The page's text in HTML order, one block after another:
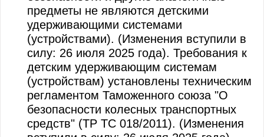
предметы не являются детскими
удерживающими системами
(устройствами). (Изменения вступили в
силу: 26 июля 2025 года). Требования к
детским удерживающим системам
(устройствам) установлены техническим
регламентом Таможенного союза "О
безопасности колесных транспортных
средств" (ТР ТС 018/2011). (Изменения